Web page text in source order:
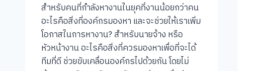
สำหรับคนที่กำลังหางานในยุคที่งานน้อยกว่าคน
อะไรคือสิ่งที่องค์กรมองหา และจะช่วยให้เราเพิ่ม
โอกาสในการหางาน? สำหรับนายจ้าง หรือ
หัวหน้างาน อะไรคือสิ่งที่ควรมองหาเพื่อที่จะได้
ทีมที่ดี ช่วยขับเคลื่อนองค์กรไปด้วยกัน โดยไม่